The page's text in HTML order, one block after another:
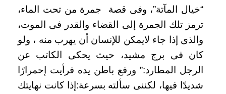
“خيال المآتة”، وفى قصة جمرة من تحت الماء،
ترمز تلك الجمرة إلى القضاء والقدر فى الموت،
والذى إذا جاء لايمكن للإنسان أن يهرب منه ، ولو
كان فى برج مشيد، حيث يحكى الكاتب عن
الرجل المطارد:” ورفع باطن يده فرأيت إحمرارًا
شديدًا فيها، لكننى سألته بسرعة:إذا كانت نهايتك